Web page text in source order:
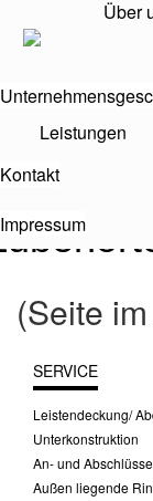
Über
Leistungen
Kontakt
Impressum
Leistungen
Kontakt
Impressum
(Seite
SERVICE
Leistendeckung/
Unterkonstruktion
An- und Abschlüsse
Außen liegende